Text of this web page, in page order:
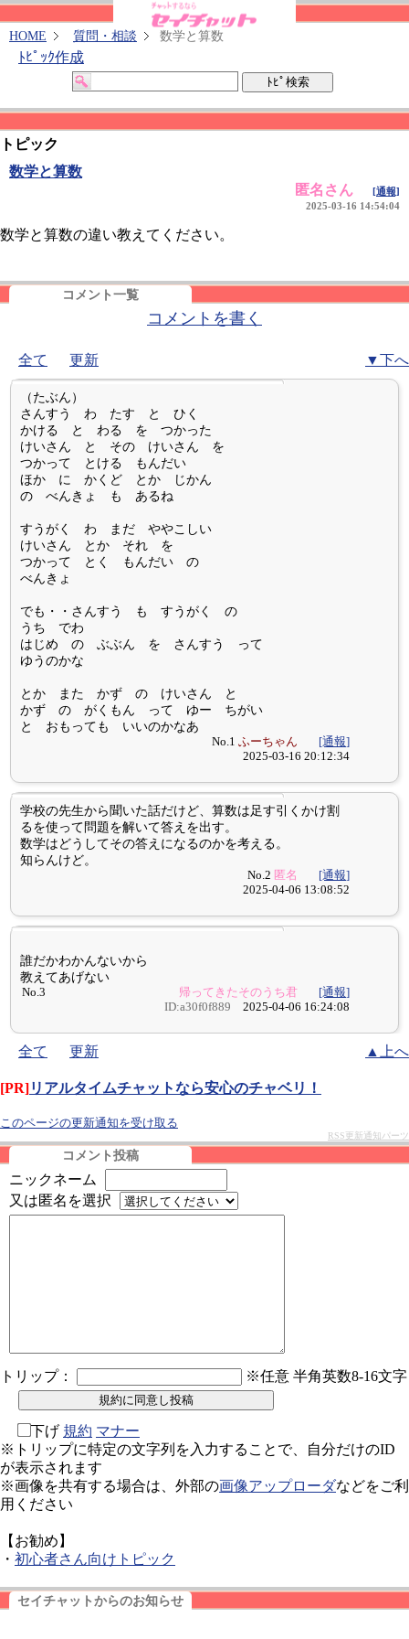
HOME 質問・相談 数学と算数
ﾄﾋﾟｯｸ作成
トピック
数学と算数
匿名さん
[通報]
2025-03-16 14:54:04
数学と算数の違い教えてください。
コメント一覧
コメントを書く
全て 更新 ▼下へ
（たぶん）
さんすう わ たす と ひく
かける と わる を つかった
けいさん と その けいさん を
つかって とける もんだい
ほか に かくど とか じかん
の べんきょ も あるね
すうがく わ まだ ややこしい
けいさん とか それ を
つかって とく もんだい の
べんきょ
でも・・さんすう も すうがく の
うち でわ
はじめ の ぶぶん を さんすう って
ゆうのかな
とか また かず の けいさん と
かず の がくもん って ゆー ちがい
と おもっても いいのかなあ
No.1ふーちゃん
[通報]
2025-03-16 20:12:34
学校の先生から聞いた話だけど、算数は足す引くかけ割
るを使って問題を解いて答えを出す。
数学はどうしてその答えになるのかを考える。
知らんけど。
No.2 匿名
[通報]
2025-04-06 13:08:52
誰だかわかんないから
教えてあげない
No.3 帰ってきたそのうち君
[通報]
ID:a30f0f889 2025-04-06 16:24:08
全て 更新 ▲上へ
[PR]リアルタイムチャットなら安心のチャベリ！
このページの更新通知を受け取る
RSS更新通知パーツ
コメント投稿
ニックネーム
又は匿名を選択
トリップ： ※任意 半角英数8-16文字
下げ 規約 マナー
※トリップに特定の文字列を入力することで、自分だけのID
が表示されます
※画像を共有する場合は、外部の画像アップローダなどをご利
用ください
【お勧め】
・ 初心者さん向けトピック
セイチャットからのお知らせ